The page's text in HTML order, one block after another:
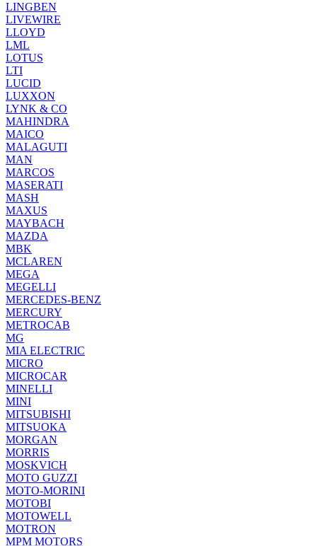
LINGBEN
LIVEWIRE
LLOYD
LML
LOTUS
LTI
LUCID
LUXXON
LYNK & CO
MAHINDRA
MAICO
MALAGUTI
MAN
MARCOS
MASERATI
MASH
MAXUS
MAYBACH
MAZDA
MBK
MCLAREN
MEGA
MEGELLI
MERCEDES-BENZ
MERCURY
METROCAB
MG
MIA ELECTRIC
MICRO
MICROCAR
MINELLI
MINI
MITSUBISHI
MITSUOKA
MORGAN
MORRIS
MOSKVICH
MOTO GUZZI
MOTO-MORINI
MOTOBI
MOTOWELL
MOTRON
MPM MOTORS